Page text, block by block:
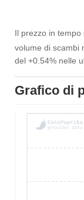
Il prezzo in tempo
volume di scambi
del +0.54% nelle
Grafico di